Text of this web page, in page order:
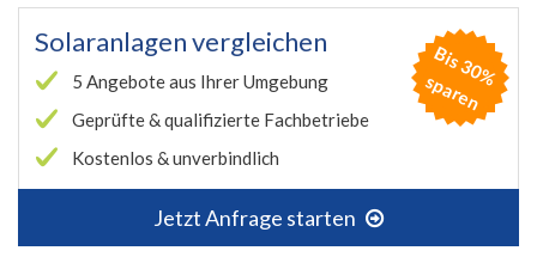
Solaranlagen vergleichen
5 Angebote aus Ihrer Umgebung
Geprüfte & qualifizierte Fachbetriebe
Kostenlos & unverbindlich
Jetzt Anfrage starten
B
is
3
0
%
s
p
a
r
e
n